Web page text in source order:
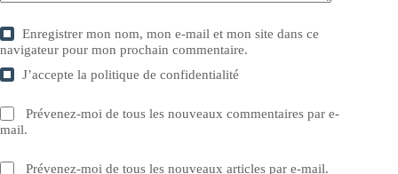
Enregistrer mon nom, mon e-mail et mon site dans ce
navigateur pour mon prochain commentaire.
J’accepte lapolitique de confidentialité
Prévenez-moi de tous les nouveaux commentaires par e-
mail.
Prévenez-moi de tous les nouveaux articles par e-mail.